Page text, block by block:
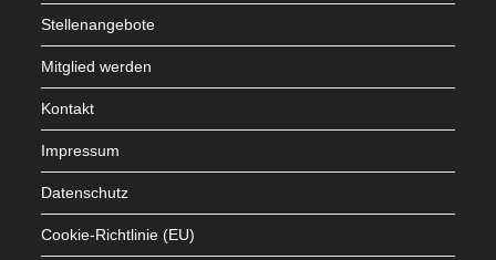
Stellenangebote
Mitglied werden
Kontakt
Impressum
Datenschutz
Cookie-Richtlinie (EU)